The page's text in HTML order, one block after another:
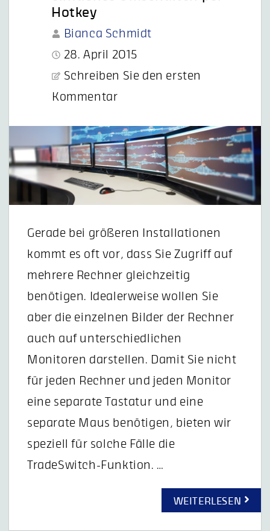
Hotkey
Bianca Schmidt
28. April 2015
Schreiben Sie den ersten
Kommentar
Gerade bei größeren Installationen
kommt es oft vor, dass Sie Zugriff auf
mehrere Rechner gleichzeitig
benötigen. Idealerweise wollen Sie
aber die einzelnen Bilder der Rechner
auch auf unterschiedlichen
Monitoren darstellen. Damit Sie nicht
für jeden Rechner und jeden Monitor
eine separate Tastatur und eine
separate Maus benötigen, bieten wir
speziell für solche Fälle die
TradeSwitch-Funktion. …
WEITERLESEN